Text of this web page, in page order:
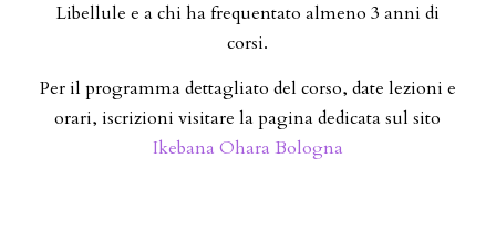
Libellule e a chi ha frequentato almeno 3 anni di
corsi.
Per il programma dettagliato del corso, date lezioni e
orari, iscrizioni visitare la pagina dedicata sul sito
Ikebana Ohara Bologna